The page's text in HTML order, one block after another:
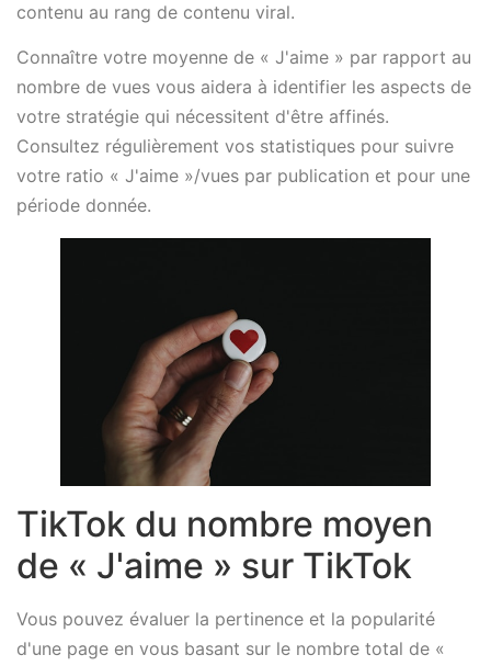
contenu au rang de contenu viral.
Connaître votre moyenne de « J'aime » par rapport au
nombre de vues vous aidera à identifier les aspects de
votre stratégie qui nécessitent d'être affinés.
Consultez régulièrement vos statistiques pour suivre
votre ratio « J'aime »/vues par publication et pour une
période donnée.
TikTok du nombre moyen
de « J'aime » sur TikTok
Vous pouvez évaluer la pertinence et la popularité
d'une page en vous basant sur le nombre total de «